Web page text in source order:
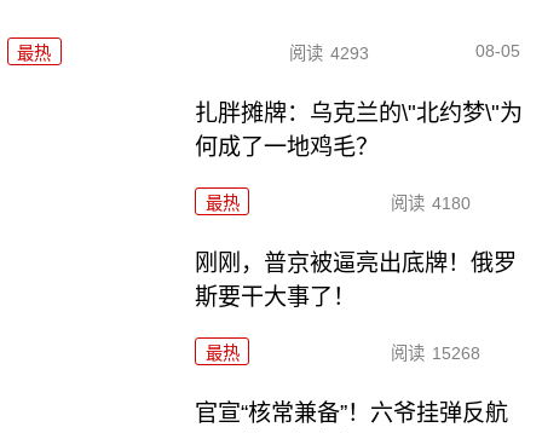
最热 阅读 4293 08-05
扎胖摊牌：乌克兰的\"北约梦\"为
何成了一地鸡毛？
最热 阅读 4180
刚刚，普京被逼亮出底牌！俄罗
斯要干大事了！
最热 阅读 15268
官宣“核常兼备”！六爷挂弹反航